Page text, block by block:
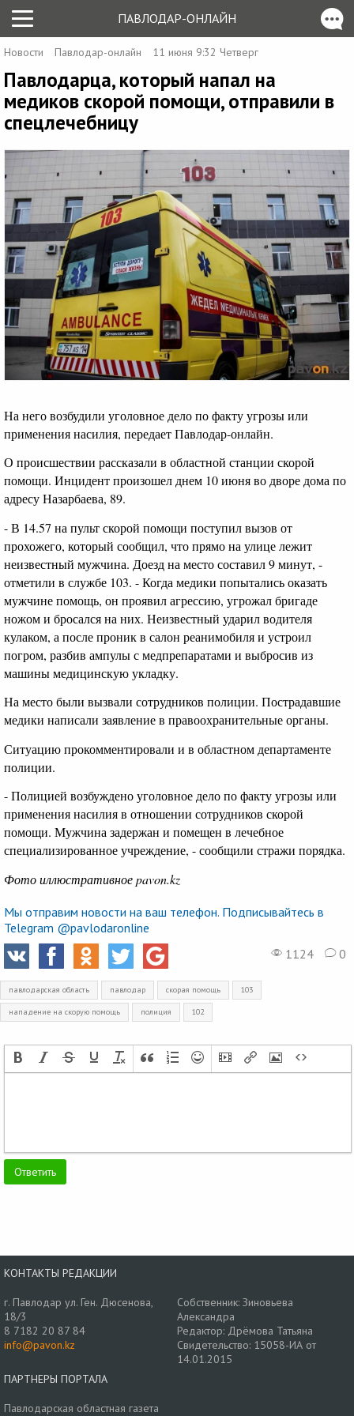
ПАВЛОДАР-ОНЛАЙН
Новости Павлодар-онлайн 11 июня 9:32 Четверг
Павлодарца, который напал на
медиков скорой помощи, отправили в
спецлечебницу
На него возбудили уголовное дело по факту угрозы или
применения насилия, передает Павлодар-онлайн.
О происшествии рассказали в областной станции скорой
помощи. Инцидент произошел днем 10 июня во дворе дома по
адресу Назарбаева, 89.
- В 14.57 на пульт скорой помощи поступил вызов от
прохожего, который сообщил, что прямо на улице лежит
неизвестный мужчина. Доезд на место составил 9 минут, -
отметили в службе 103. - Когда медики попытались оказать
мужчине помощь, он проявил агрессию, угрожал бригаде
ножом и бросался на них. Неизвестный ударил водителя
кулаком, а после проник в салон реанимобиля и устроил
погром, разбив ампулы с медпрепаратами и выбросив из
машины медицинскую укладку.
На место были вызвали сотрудников полиции. Пострадавшие
медики написали заявление в правоохранительные органы.
Ситуацию прокомментировали и в областном департаменте
полиции.
- Полицией возбуждено уголовное дело по факту угрозы или
применения насилия в отношении сотрудников скорой
помощи. Мужчина задержан и помещен в лечебное
специализированное учреждение, - сообщили стражи порядка.
Фото иллюстративное pavon.kz
Мы отправим новости на ваш телефон. Подписывайтесь в
Telegram @pavlodaronline
1124
0
павлодарская область павлодар скорая помощь 103
нападение на скорую помощь полиция 102
КОНТАКТЫ РЕДАКЦИИ
г. Павлодар ул. Ген. Дюсенова,
18/3
8 7182 20 87 84
info@pavon.kz
Собственник: Зиновьева
Александра
Редактор: Дрёмова Татьяна
Свидетельство: 15058-ИА от
14.01.2015
ПАРТНЕРЫ ПОРТАЛА
Павлодарская областная газета